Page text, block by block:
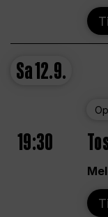
Sa12.9.
19:30